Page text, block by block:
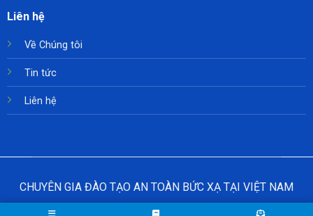
Liên hệ
Về Chúng tôi
Tin tức
Liên hệ
CHUYÊN GIA ĐÀO TẠO AN TOÀN BỨC XẠ TẠI VIỆT NAM